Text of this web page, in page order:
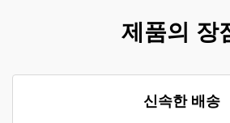
제품의 장
신속한 배송